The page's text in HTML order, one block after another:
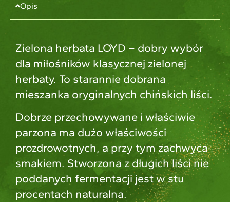
Opis
Zielona herbata LOYD – dobry wybór
dla miłośników klasycznej zielonej
herbaty. To starannie dobrana
mieszanka oryginalnych chińskich liści.
Dobrze przechowywane i właściwie
parzona ma dużo właściwości
prozdrowotnych, a przy tym zachwyca
smakiem. Stworzona z długich liści nie
poddanych fermentacji jest w stu
procentach naturalna.